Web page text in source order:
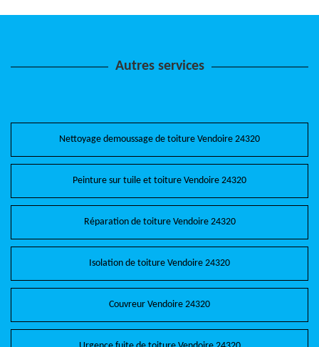
Autres services
Nettoyage demoussage de toiture Vendoire 24320
Peinture sur tuile et toiture Vendoire 24320
Réparation de toiture Vendoire 24320
Isolation de toiture Vendoire 24320
Couvreur Vendoire 24320